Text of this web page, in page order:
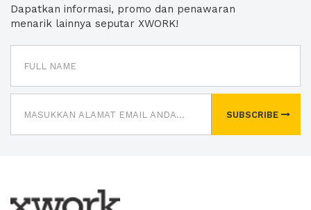
Dapatkan informasi, promo dan penawaran
menarik lainnya seputar XWORK!
SUBSCRIBE